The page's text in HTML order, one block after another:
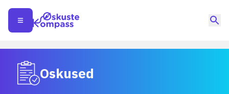
Oskused